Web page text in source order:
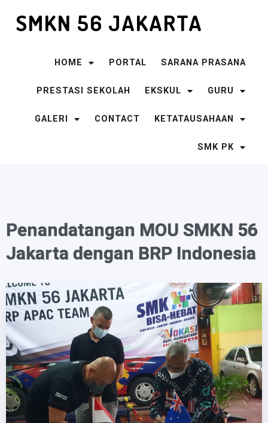
SMKN 56 JAKARTA
HOME PORTAL SARANA PRASANA
PRESTASI SEKOLAH EKSKUL GURU
GALERI CONTACT KETATAUSAHAAN
SMK PK
Penandatangan MOU SMKN 56
Jakarta dengan BRP Indonesia